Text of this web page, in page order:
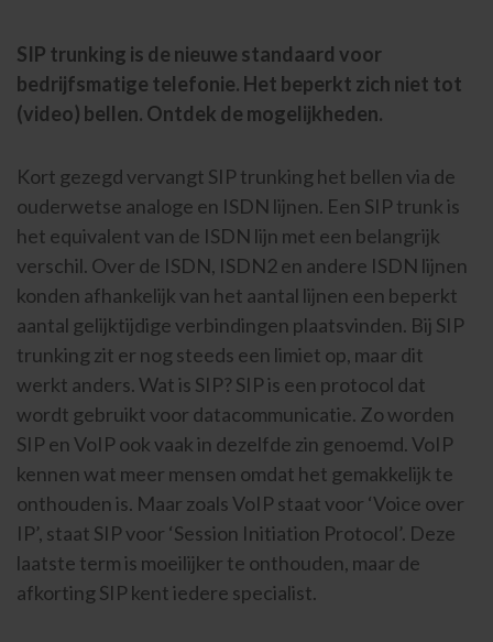
Search for:
Contact
SIP trunking is de nieuwe standaard voor
bedrijfsmatige telefonie. Het beperkt zich niet tot
(video) bellen. Ontdek de mogelijkheden.
Kort gezegd vervangt SIP trunking het bellen via de
ouderwetse analoge en ISDN lijnen. Een SIP trunk is
het equivalent van de ISDN lijn met een belangrijk
verschil. Over de ISDN, ISDN2 en andere ISDN lijnen
konden afhankelijk van het aantal lijnen een beperkt
aantal gelijktijdige verbindingen plaatsvinden. Bij SIP
trunking zit er nog steeds een limiet op, maar dit
werkt anders. Wat is SIP? SIP is een protocol dat
wordt gebruikt voor datacommunicatie. Zo worden
SIP en VoIP ook vaak in dezelfde zin genoemd. VoIP
kennen wat meer mensen omdat het gemakkelijk te
onthouden is. Maar zoals VoIP staat voor ‘Voice over
IP’, staat SIP voor ‘Session Initiation Protocol’. Deze
laatste term is moeilijker te onthouden, maar de
afkorting SIP kent iedere specialist.